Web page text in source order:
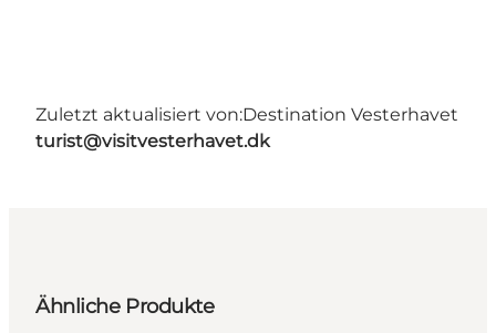
Zuletzt aktualisiert von:Destination Vesterhavet
turist@visitvesterhavet.dk
Ähnliche Produkte